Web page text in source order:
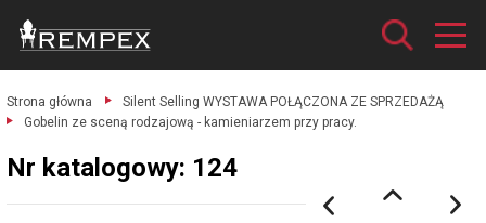
Strona główna
Silent Selling WYSTAWA POŁĄCZONA ZE SPRZEDAŻĄ
Gobelin ze sceną rodzajową - kamieniarzem przy pracy.
Nr katalogowy: 124